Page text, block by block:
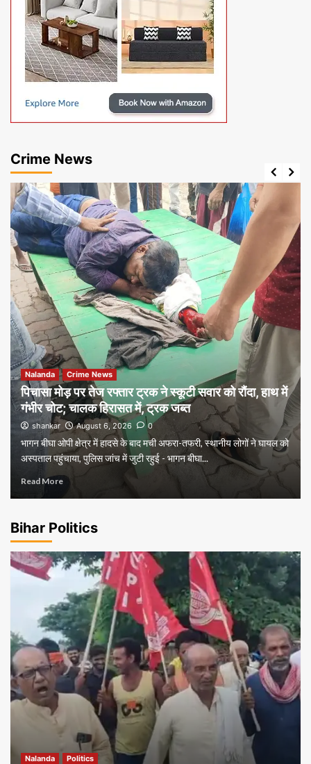
Crime News
Nalanda Crime News
पिचासा मोड़ पर तेज रफ्तार ट्रक ने स्कूटी सवार को रौंदा, हाथ में
गंभीर चोट; चालक हिरासत में, ट्रक जब्त
shankar August 6, 2026 0
भागन बीघा ओपी क्षेत्र में हादसे के बाद मची अफरा-तफरी, स्थानीय लोगों ने घायल को
अस्पताल पहुंचाया, पुलिस जांच में जुटी रहुई - भागन बीघा...
Read More
Bihar Politics
Nalanda Politics